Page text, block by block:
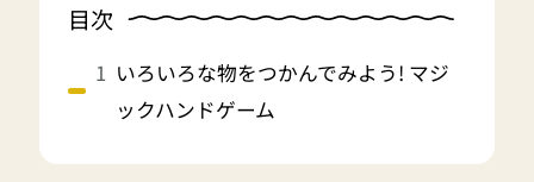
目次
いろいろな物をつかんでみよう! マジ
ックハンドゲーム